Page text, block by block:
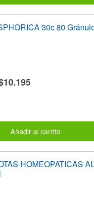
30c 80
Añadir al carrito
HOMEOPATICAS